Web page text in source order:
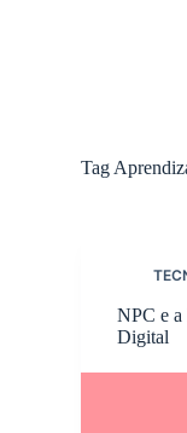
Tag
NPC e a
Digital